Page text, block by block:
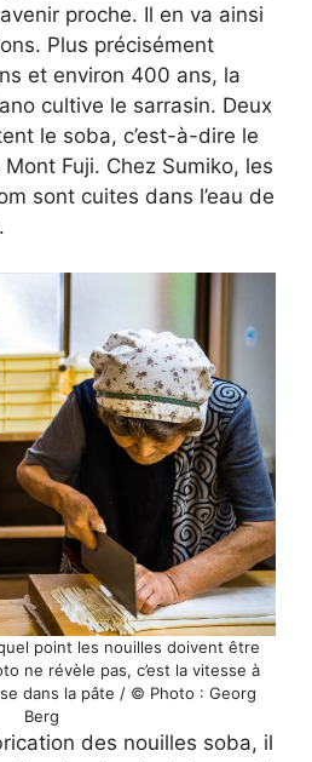
proche. Il en va ainsi
Plus précisément
et environ 400 ans, la
cultive le sarrasin. Deux
le soba, c’est-à-dire le
Fuji. Chez Sumiko, les
sont cuites dans l’eau de
point les nouilles doivent être
ne révèle pas, c’est la vitesse à
dans la pâte / © Photo : Georg
Berg
des nouilles soba, il